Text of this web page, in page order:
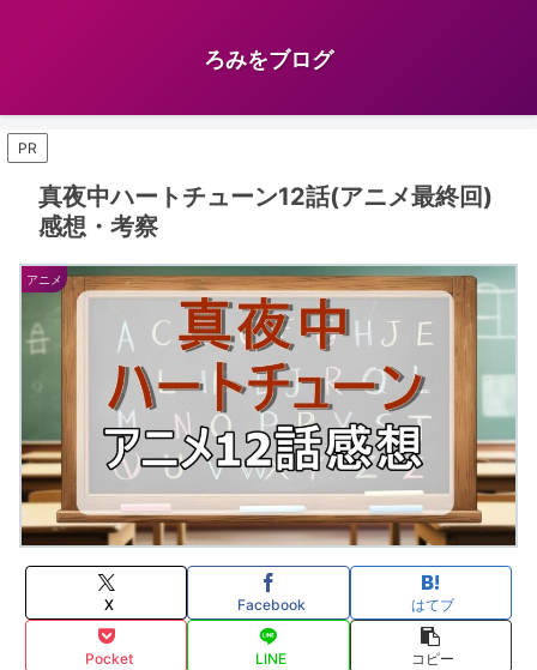
ろみをブログ
PR
真夜中ハートチューン12話(アニメ最終回)
感想・考察
アニメ
X Facebook はてブ
Pocket LINE コピー